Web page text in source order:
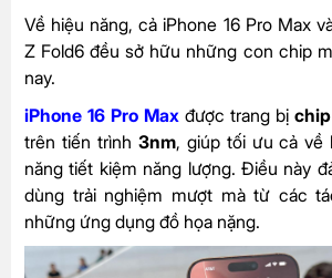
Về hiệu năng, cả iPhone 16 Pro Max
Z Fold6 đều sở hữu những con chip
nay.
iPhone 16 Pro Max được trang bị
trên tiến trình 3nm, giúp tối ưu cả về
năng tiết kiệm năng lượng. Điều này
dùng trải nghiệm mượt mà từ các
những ứng dụng đồ họa nặng.